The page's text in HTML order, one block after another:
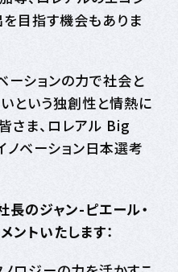
目指す機会もありま
ーションの力で社会と
という独創性と情熱に
さま、ロレアル Big
ノベーション日本選考
のジャン-ピエール・
ントいたします：